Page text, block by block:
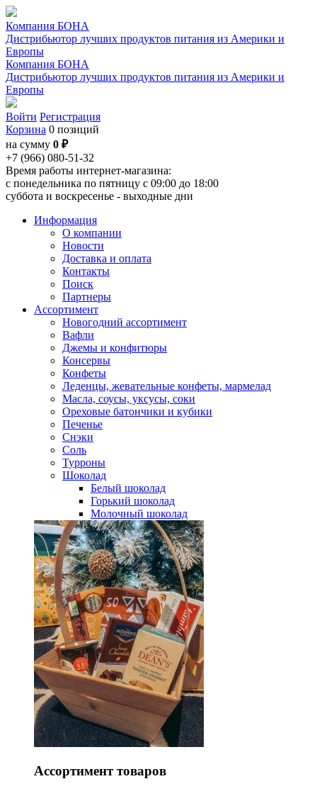
Компания БОНА
Дистрибьютор лучших продуктов питания из Америки и
Европы
Компания БОНА
Дистрибьютор лучших продуктов питания из Америки и
Европы
Войти Регистрация
Корзина 0 позиций
на сумму 0 ₽
+7 (966) 080-51-32
Время работы интернет-магазина:
с понедельника по пятницу с 09:00 до 18:00
суббота и воскресенье - выходные дни
Информация
О компании
Новости
Доставка и оплата
Контакты
Поиск
Партнеры
Ассортимент
Новогодний ассортимент
Вафли
Джемы и конфитюры
Консервы
Конфеты
Леденцы, жевательные конфеты, мармелад
Масла, соусы, уксусы, соки
Ореховые батончики и кубики
Печенье
Снэки
Соль
Турроны
Шоколад
Белый шоколад
Горький шоколад
Молочный шоколад
Ассортимент товаров